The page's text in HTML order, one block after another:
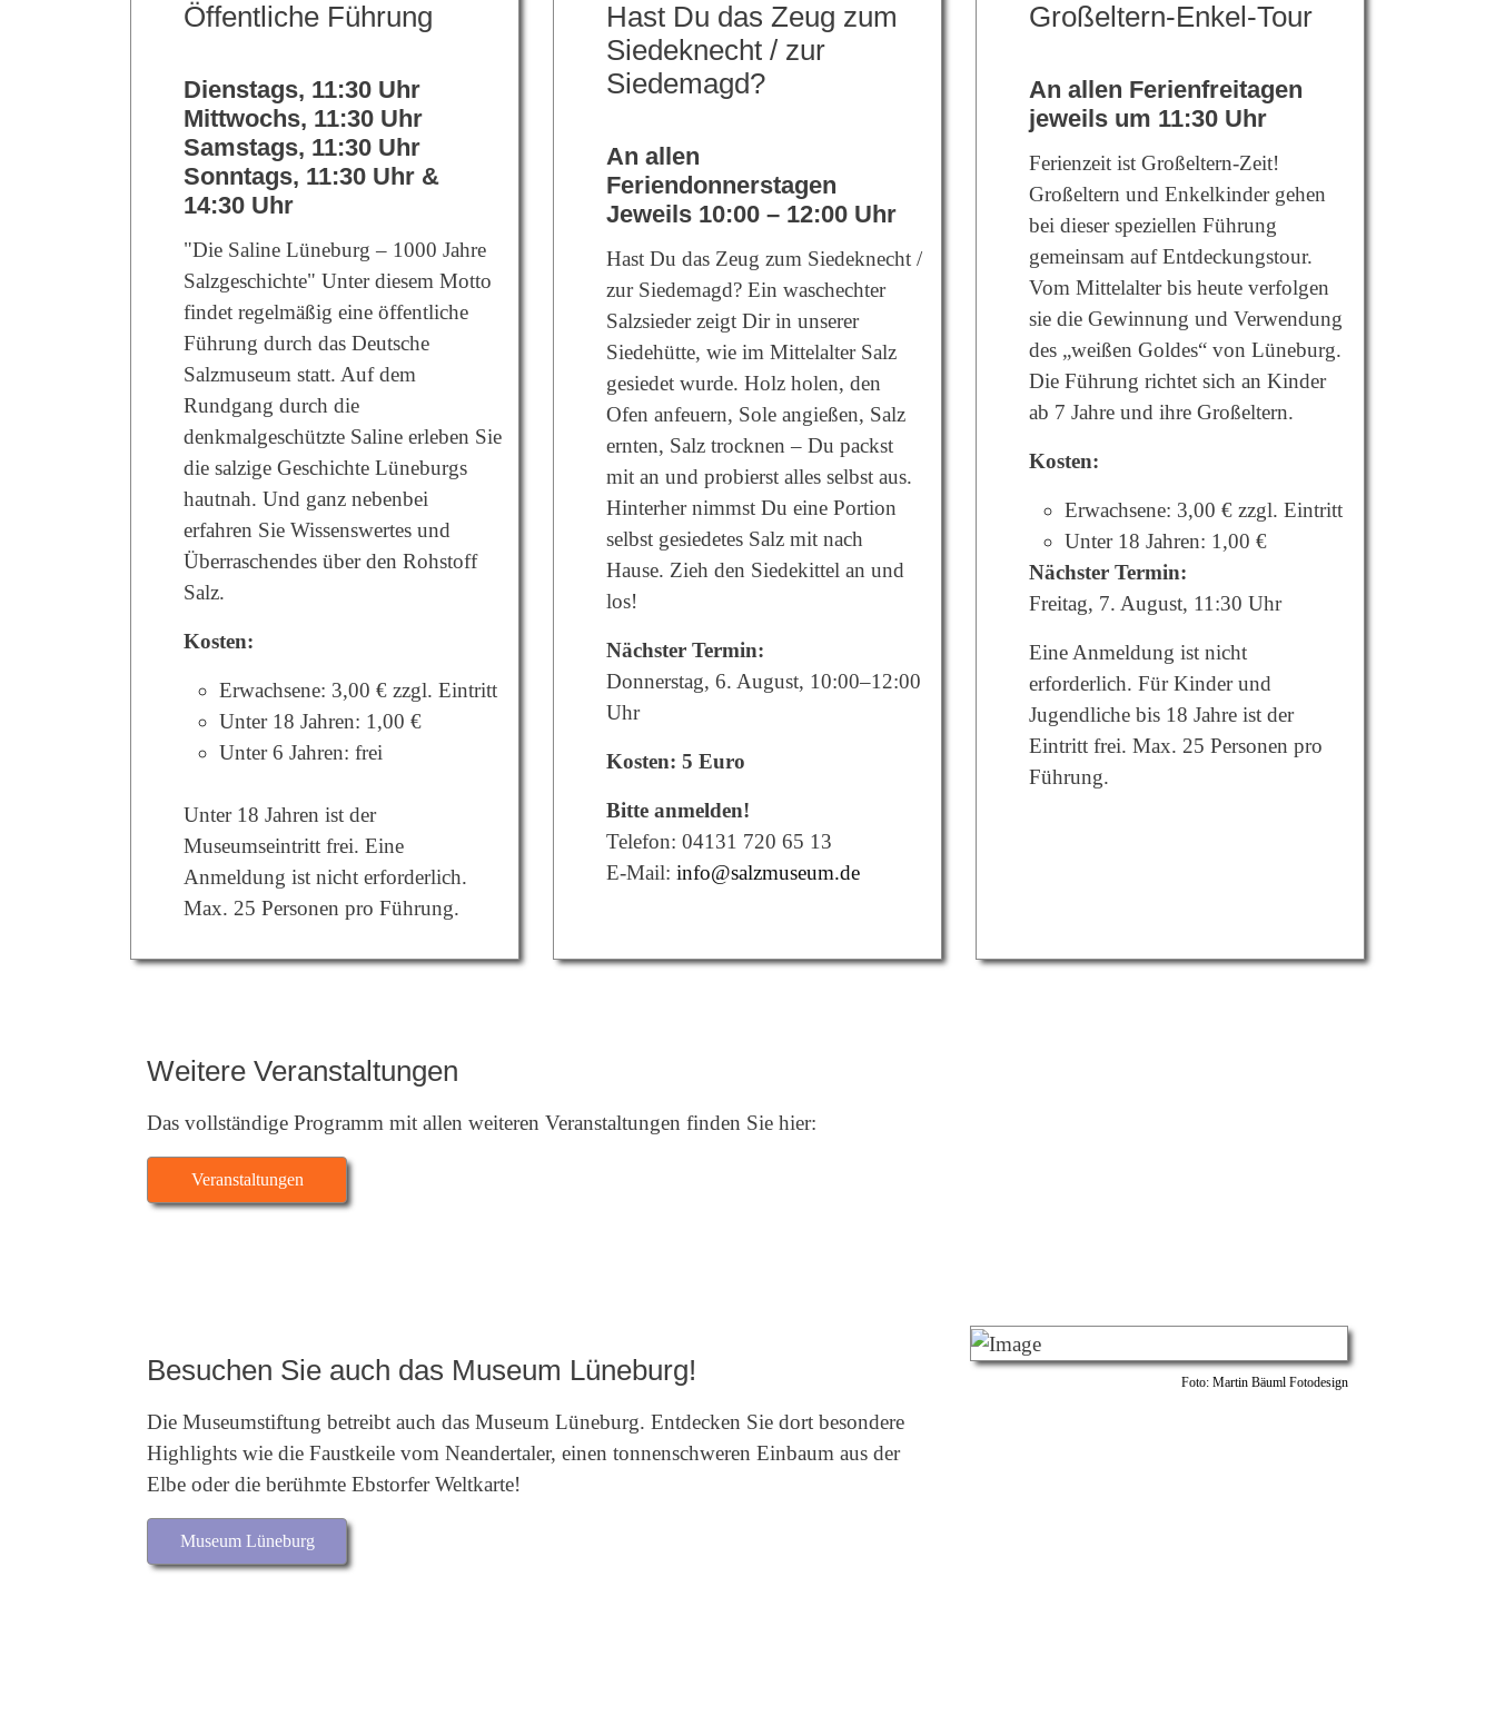
Öffentliche Führung
Dienstags, 11:30 Uhr
Mittwochs, 11:30 Uhr
Samstags, 11:30 Uhr
Sonntags, 11:30 Uhr &
14:30 Uhr
"Die Saline Lüneburg – 1000 Jahre
Salzgeschichte" Unter diesem Motto
findet regelmäßig eine öffentliche
Führung durch das Deutsche
Salzmuseum statt. Auf dem
Rundgang durch die
denkmalgeschützte Saline erleben Sie
die salzige Geschichte Lüneburgs
hautnah. Und ganz nebenbei
erfahren Sie Wissenswertes und
Überraschendes über den Rohstoff
Salz.
Kosten:
Erwachsene: 3,00 € zzgl. Eintritt
Unter 18 Jahren: 1,00 €
Unter 6 Jahren: frei
Unter 18 Jahren ist der
Museumseintritt frei. Eine
Anmeldung ist nicht erforderlich.
Max. 25 Personen pro Führung.
Hast Du das Zeug zum
Siedeknecht / zur
Siedemagd?
An allen
Feriendonnerstagen
Jeweils 10:00 – 12:00 Uhr
Hast Du das Zeug zum Siedeknecht /
zur Siedemagd? Ein waschechter
Salzsieder zeigt Dir in unserer
Siedehütte, wie im Mittelalter Salz
gesiedet wurde. Holz holen, den
Ofen anfeuern, Sole angießen, Salz
ernten, Salz trocknen – Du packst
mit an und probierst alles selbst aus.
Hinterher nimmst Du eine Portion
selbst gesiedetes Salz mit nach
Hause. Zieh den Siedekittel an und
los!
Nächster Termin:
Donnerstag, 6. August, 10:00–12:00
Uhr
Kosten: 5 Euro
Bitte anmelden!
Telefon: 04131 720 65 13
E-Mail: info@salzmuseum.de
Großeltern-Enkel-Tour
An allen Ferienfreitagen
jeweils um 11:30 Uhr
Ferienzeit ist Großeltern-Zeit!
Großeltern und Enkelkinder gehen
bei dieser speziellen Führung
gemeinsam auf Entdeckungstour.
Vom Mittelalter bis heute verfolgen
sie die Gewinnung und Verwendung
des „weißen Goldes“ von Lüneburg.
Die Führung richtet sich an Kinder
ab 7 Jahre und ihre Großeltern.
Kosten:
Erwachsene: 3,00 € zzgl. Eintritt
Unter 18 Jahren: 1,00 €
Nächster Termin:
Freitag, 7. August, 11:30 Uhr
Eine Anmeldung ist nicht
erforderlich. Für Kinder und
Jugendliche bis 18 Jahre ist der
Eintritt frei. Max. 25 Personen pro
Führung.
Weitere Veranstaltungen
Das vollständige Programm mit allen weiteren Veranstaltungen finden Sie hier:
Veranstaltungen
Besuchen Sie auch das Museum Lüneburg!
Die Museumstiftung betreibt auch das Museum Lüneburg. Entdecken Sie dort besondere
Highlights wie die Faustkeile vom Neandertaler, einen tonnenschweren Einbaum aus der
Elbe oder die berühmte Ebstorfer Weltkarte!
Museum Lüneburg
Foto: Martin Bäuml Fotodesign